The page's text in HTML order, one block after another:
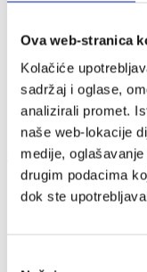
Ova web-stranica
Kolačiće
sadržaj i oglase,
analizirali promet.
naše web-lokacije
medije,
drugim podacima
dok ste
Parasoftin
Parusan
Ascorvita
MaxiMag
Litorsal
facebook instagram 01